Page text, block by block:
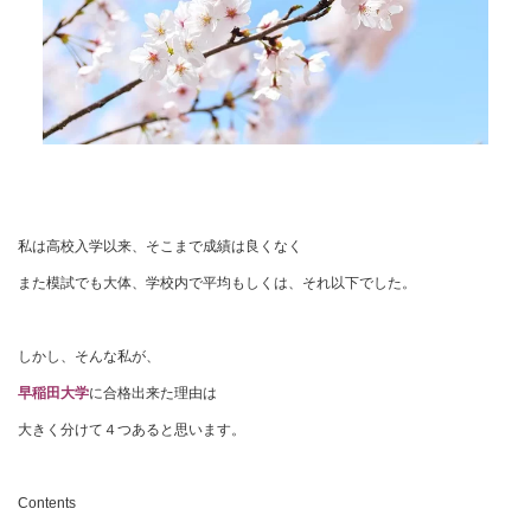
私は高校入学以来、そこまで成績は良くなく
また模試でも大体、学校内で平均もしくは、それ以下でした。
しかし、そんな私が、
早稲田大学に合格出来た理由は
大きく分けて４つあると思います。
Contents